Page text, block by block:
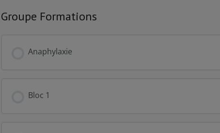
Groupe Formations
Anaphylaxie
Bloc 1